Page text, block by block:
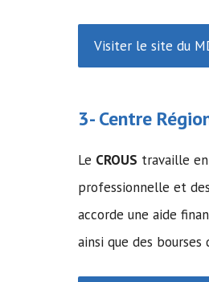
Visiter le site du
3- Centre
Le CROUS travaille
professionnelle et
accorde une aide
ainsi que des